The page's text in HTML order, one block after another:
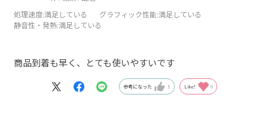
処理速度:満足している グラフィック性能:満足している
静音性・発熱:満足している
商品到着も早く、とても使いやすいです
参考になった 1 Like! 0